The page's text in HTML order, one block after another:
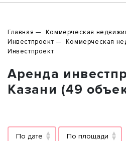
Главная Коммерческая
Инвестпроект
Коммерческая
Инвестпроект
Аренда
Казани (49
По дате По площади